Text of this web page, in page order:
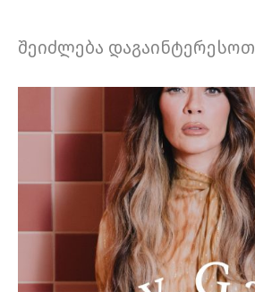
შეიძლება დაგაინტერესოთ